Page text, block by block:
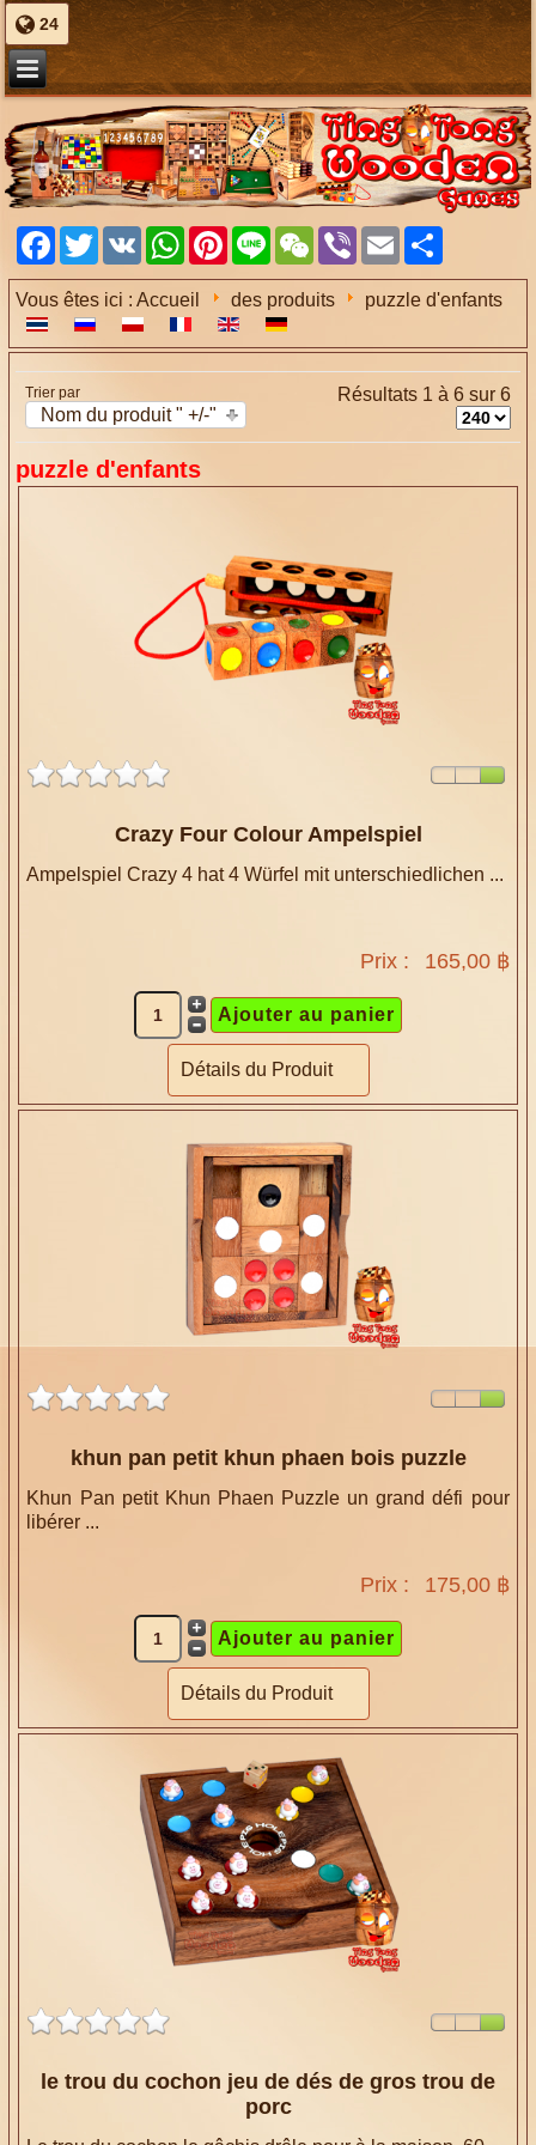
24
Facebook
TwitterVK WhatsAppPinterest
Line WeChatViber Email
Vous êtes ici :Accueil des produits puzzle d'enfants
Trier par
Nom du produit " +/-"
Résultats 1 à 6 sur 6
puzzle d'enfants
Crazy Four Colour Ampelspiel
Ampelspiel Crazy 4 hat 4 Würfel mit unterschiedlichen ...
Prix : 165,00 ฿
Détails du Produit
khun pan petit khun phaen bois puzzle
Khun Pan petit Khun Phaen Puzzle un grand défi pour
libérer ...
Prix : 175,00 ฿
Détails du Produit
le trou du cochon jeu de dés de gros trou de
porc